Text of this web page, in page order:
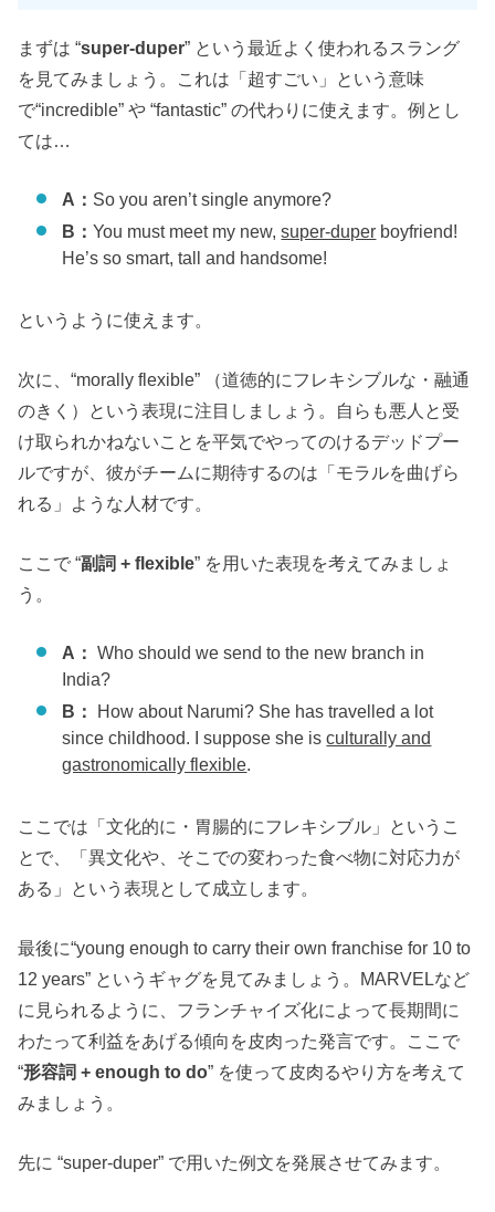
まずは “super-duper” という最近よく使われるスラング
を見てみましょう。これは「超すごい」という意味
で“incredible” や “fantastic” の代わりに使えます。例とし
ては…
A： So you aren’t single anymore?
B：You must meet my new,super-duper boyfriend!
He’s so smart, tall and handsome!
というように使えます。
次に、“morally flexible” （道徳的にフレキシブルな・融通
のきく）という表現に注目しましょう。自らも悪人と受
け取られかねないことを平気でやってのけるデッドプー
ルですが、彼がチームに期待するのは「モラルを曲げら
れる」ような人材です。
ここで “副詞 + flexible” を用いた表現を考えてみましょ
う。
A：Who should we send to the new branch in
India?
B： How about Narumi? She has travelled a lot
since childhood. I suppose she isculturally and
gastronomically flexible.
ここでは「文化的に・胃腸的にフレキシブル」というこ
とで、「異文化や、そこでの変わった食べ物に対応力が
ある」という表現として成立します。
最後に“young enough to carry their own franchise for 10 to
12 years” というギャグを見てみましょう。MARVELなど
に見られるように、フランチャイズ化によって長期間に
わたって利益をあげる傾向を皮肉った発言です。ここで
“形容詞 + enough to do” を使って皮肉るやり方を考えて
みましょう。
先に “super-duper” で用いた例文を発展させてみます。